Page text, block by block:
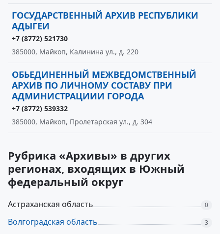
ГОСУДАРСТВЕННЫЙ АРХИВ РЕСПУБЛИКИ
АДЫГЕИ
+7 (8772) 521730
385000, Майкоп, Калинина ул., д. 220
ОБЬЕДИНЕННЫЙ МЕЖВЕДОМСТВЕННЫЙ
АРХИВ ПО ЛИЧНОМУ СОСТАВУ ПРИ
АДМИНИСТРАЦИИИ ГОРОДА
+7 (8772) 539332
385000, Майкоп, Пролетарская ул., д. 304
Рубрика «Архивы» в других
регионах, входящих в Южный
федеральный округ
Астраханская область 0
Волгоградская область 3